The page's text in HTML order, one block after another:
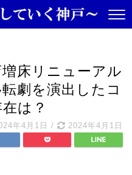
床リニューアル
劇を演出したコ
は？
年4月1日 / 2024年4月1日